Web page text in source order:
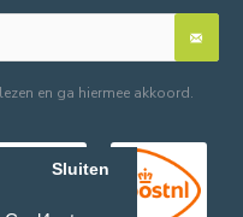
Sluiten
en ga hiermee akkoord.